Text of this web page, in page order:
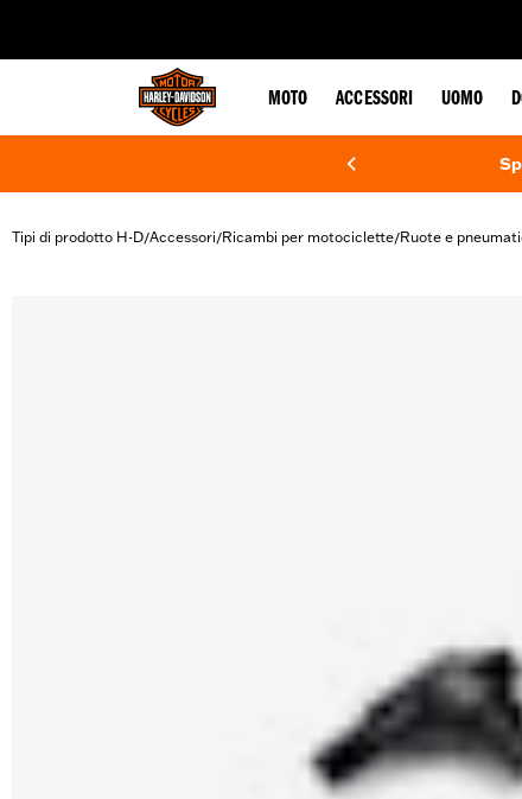
MOTO ACCESSORI UOMO
Tipi di prodotto H-D/Accessori/Ricambi per motociclette/Ruote e